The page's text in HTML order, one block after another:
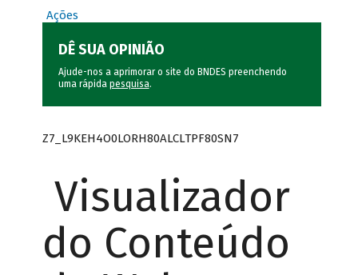
Ações
DÊ SUA OPINIÃO
Ajude-nos a aprimorar o site do BNDES preenchendo
uma rápida pesquisa.
Z7_L9KEH4O0LORH80ALCLTPF80SN7
Visualizador
do Conteúdo